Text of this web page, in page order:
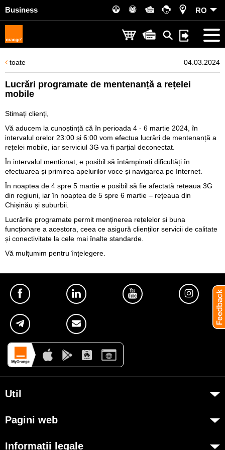
Business RO
toate 04.03.2024
Lucrări programate de mentenanță a rețelei
mobile
Stimați clienți,
Vă aducem la cunoștință că în perioada 4 - 6 martie 2024, în
intervalul orelor 23:00 și 6:00 vom efectua lucrări de mentenanță a
rețelei mobile, iar serviciul 3G va fi parțial deconectat.
În intervalul menționat, e posibil să întâmpinați dificultăți în
efectuarea și primirea apelurilor voce și navigarea pe Internet.
În noaptea de 4 spre 5 martie e posibil să fie afectată rețeaua 3G
din regiuni, iar în noaptea de 5 spre 6 martie – rețeaua din
Chișinău și suburbii.
Lucrările programate permit menținerea rețelelor și buna
funcționare a acestora, ceea ce asigură clienților servicii de calitate
și conectivitate la cele mai înalte standarde.
Vă mulțumim pentru înțelegere.
Util
Cod de etică
Pagini web
Informaţii legale